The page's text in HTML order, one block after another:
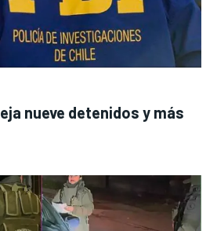
nueve detenidos y más